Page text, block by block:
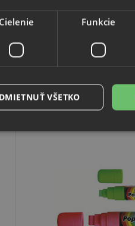
Cielenie Funkcie
VŠETKO
webovej lokality, ako prihlásenie